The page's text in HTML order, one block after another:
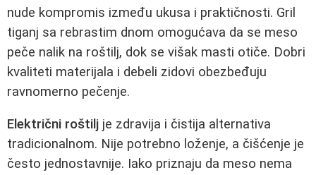
nude kompromis između ukusa i praktičnosti. Gril
tiganj sa rebrastim dnom omogućava da se meso
peče nalik na roštilj, dok se višak masti otiče. Dobri
kvaliteti materijala i debeli zidovi obezbeđuju
ravnomerno pečenje.
Električni roštilj je zdravija i čistija alternativa
tradicionalnom. Nije potrebno loženje, a čišćenje je
često jednostavnije. Iako priznaju da meso nema